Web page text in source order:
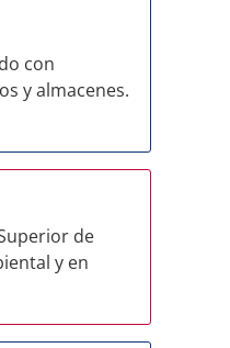
con
y almacenes.
de
y en